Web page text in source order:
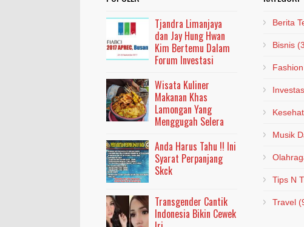
Tjandra Limanjaya
dan Jay Hung Hwan
Kim Bertemu Dalam
Forum Investasi
Wisata Kuliner
Makanan Khas
Lamongan Yang
Menggugah Selera
Anda Harus Tahu !! Ini
Syarat Perpanjang
Skck
Transgender Cantik
Indonesia Bikin Cewek
Berita
Bisnis
Fashion
Musik
Tips N
Travel